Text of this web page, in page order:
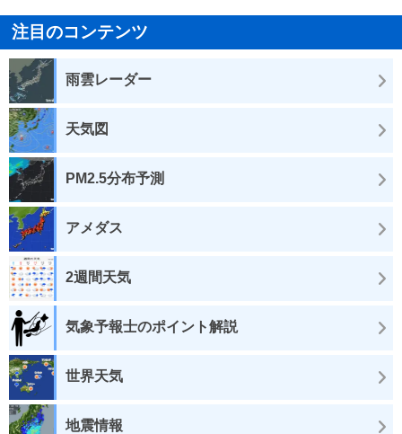
注目のコンテンツ
雨雲レーダー
天気図
PM2.5分布予測
アメダス
2週間天気
気象予報士のポイント解説
世界天気
地震情報